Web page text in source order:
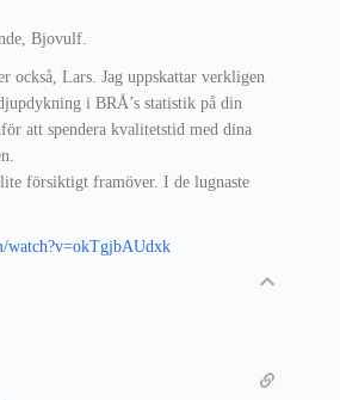
Bjovulf.
också, Lars. Jag uppskattar verkligen
i BRÅ’s statistik på din
att spendera kvalitetstid med dina
försiktigt framöver. I de lugnaste
watch?v=okTgjbAUdxk